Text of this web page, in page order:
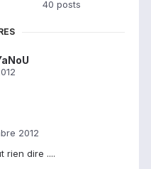
40 posts
2012
rien dire ....